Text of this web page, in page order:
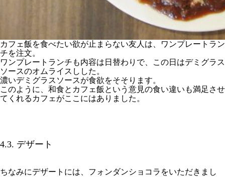
カフェ飯を食べたい欲が止まらない友人は、ワンプレートラン
チを注文。
ワンプレートランチも内容は日替わりで、この日はデミグラス
ソースのオムライスしした。
濃いデミグラスソースが食欲をそそります。
このように、和食とカフェ飯という意見の食い違いも満足させ
てくれるカフェがここにはありました。
4.3. デザート
ちなみにデザートには、フォンダンショコラをいただきまし